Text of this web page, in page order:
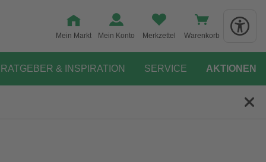
Mein Markt Mein Konto Merkzettel Warenkorb
RATGEBER & INSPIRATION SERVICE AKTIONEN